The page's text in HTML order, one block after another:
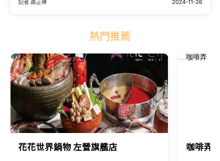
記者 蕭芷琳 2024-11-26
熱門推薦
花花世界鍋物 左營旗艦店 咖啡弄